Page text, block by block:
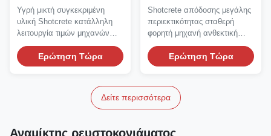
Shotcrete μηχανών
7.5Kw αντλία
Υγρή μικτή συγκεκριμένη
υλική Shotcrete κατάλληλη
λειτουργία τιμών μηχανών
Shotcrete τιμή μηχανών...
Ερώτηση Τώρα
Gunite μεγάλης
περιεκτικότητας
μηχανών
Shotcrete απόδοσης μεγάλης
περιεκτικότητας σταθερή
φορητή μηχανή ανθεκτική
Φορητή Shotcrete...
Ερώτηση Τώρα
Δείτε περισσότερα
Αναμίκτης ρευστοκονιάματος